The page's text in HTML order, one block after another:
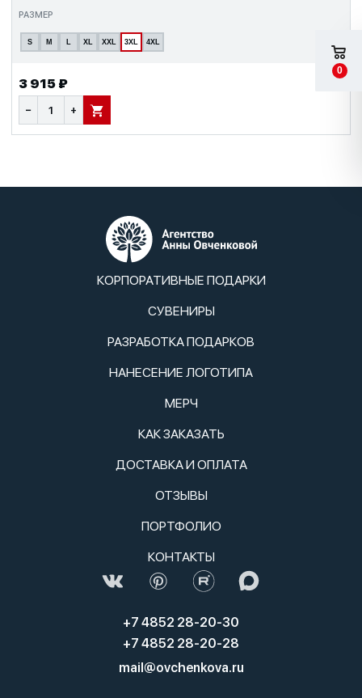
РАЗМЕР
S M L XL XXL 3XL 4XL
3 915 ₽
− + В КОРЗИНУ
КОРПОРАТИВНЫЕ ПОДАРКИ
СУВЕНИРЫ
РАЗРАБОТКА ПОДАРКОВ
НАНЕСЕНИЕ ЛОГОТИПА
МЕРЧ
КАК ЗАКАЗАТЬ
ДОСТАВКА И ОПЛАТА
ОТЗЫВЫ
ПОРТФОЛИО
КОНТАКТЫ
+7 4852 28-20-30
+7 4852 28-20-28
mail@ovchenkova.ru
0